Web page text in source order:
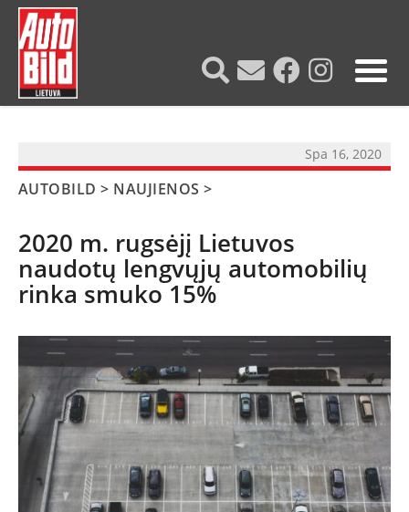
NAUJIENOS
TESTAI
Spa 16, 2020
AUTOBILD > NAUJIENOS >
2020 m. rugsėjį Lietuvos
naudotų lengvųjų automobilių
rinka smuko 15%